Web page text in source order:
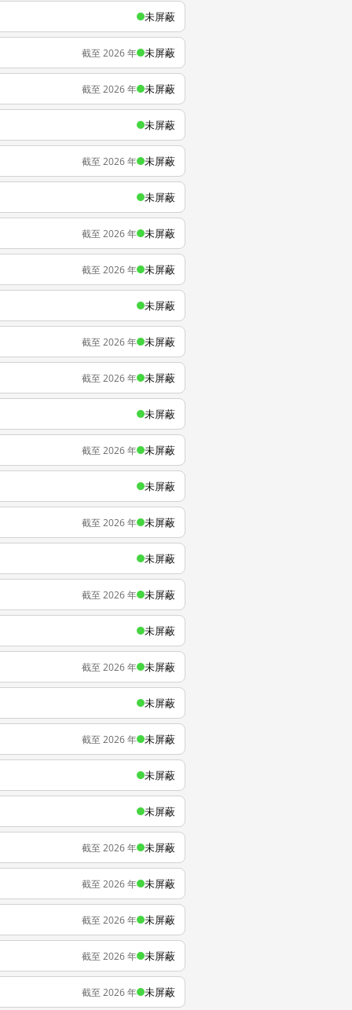
未屏蔽
截至 2026 年 未屏蔽
截至 2026 年 未屏蔽
未屏蔽
截至 2026 年 未屏蔽
未屏蔽
截至 2026 年 未屏蔽
截至 2026 年 未屏蔽
未屏蔽
截至 2026 年 未屏蔽
截至 2026 年 未屏蔽
未屏蔽
截至 2026 年 未屏蔽
未屏蔽
截至 2026 年 未屏蔽
未屏蔽
截至 2026 年 未屏蔽
未屏蔽
截至 2026 年 未屏蔽
未屏蔽
截至 2026 年 未屏蔽
未屏蔽
未屏蔽
截至 2026 年 未屏蔽
截至 2026 年 未屏蔽
截至 2026 年 未屏蔽
截至 2026 年 未屏蔽
截至 2026 年 未屏蔽